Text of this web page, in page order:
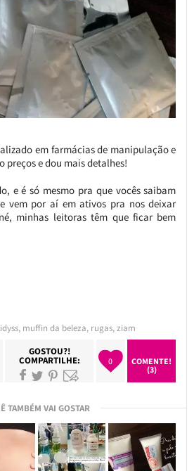
em farmácias de manipulação e
preços e dou mais detalhes!
e é só mesmo pra que vocês saibam
vem por aí em ativos pra nos deixar
minhas leitoras têm que ficar bem
, muffin da beleza, rugas,ziam
GOSTOU?!
COMPARTILHE: 0
COMENTE!
(3)
TAMBÉM VAI GOSTAR